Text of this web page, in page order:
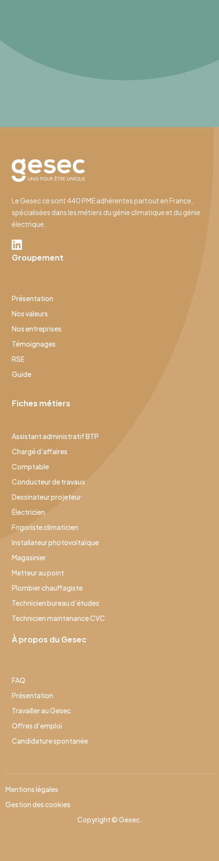
Le Gesec ce sont 440 PME adhérentes partout en France,
spécialisées dans les métiers du génie climatique et du génie
électrique.
Groupement
Présentation
Nos valeurs
Nos entreprises
Témoignages
RSE
Guide
Fiches métiers
Assistant administratif BTP
Chargé d’affaires
Comptable
Conducteur de travaux
Dessinateur projeteur
Électricien
Frigoriste climaticien
Installateur photovoltaïque
Magasinier
Metteur au point
Plombier chauffagiste
Technicien bureau d’études
Technicien maintenance CVC
À propos du Gesec
FAQ
Présentation
Travailler au Gesec
Offres d’emploi
Candidature spontanée
Copyright © Gesec.
Mentions légales
Gestion des cookies